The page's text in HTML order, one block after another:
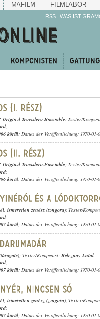
MAFILM FILMLABOR
RSS WAS IST
Trocadero-Ensemble; Texter/
;
körül; Datum der Veröffentlichung: 1970-01-
Trocadero-Ensemble; Texter/
;
körül; Datum der Veröffentlichung: 1970-01-
, ismeretlen zenész (zongora); Texter/
;
körül; Datum der Veröffentlichung: 1970-01-
; Texter/Komponist: Beleznay Antal
;
körül; Datum der Veröffentlichung: 1970-01-
, ismeretlen zenész (zongora); Texter/
;
körül; Datum der Veröffentlichung: 1970-01-